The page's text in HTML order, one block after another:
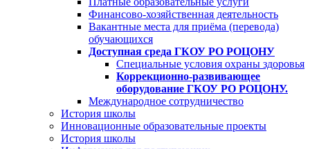
Финансово-хозяйственная деятельность
Вакантные места для приёма (перевода)
обучающихся
Доступная среда ГКОУ РО РОЦОНУ
Специальные условия охраны здоровья
Коррекционно-развивающее
оборудование ГКОУ РО РОЦОНУ.
Международное сотрудничество
История школы
Инновационные образовательные проекты
История школы